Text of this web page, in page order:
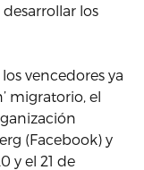
los
vencedores ya
migratorio, el
(Facebook) y
y el 21 de